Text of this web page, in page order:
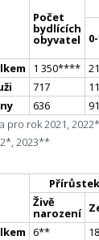
Počet
bydlících
obyvatel
1 350****
717
636 91
pro rok 2021,
2023**
Živě
narození
6** 18